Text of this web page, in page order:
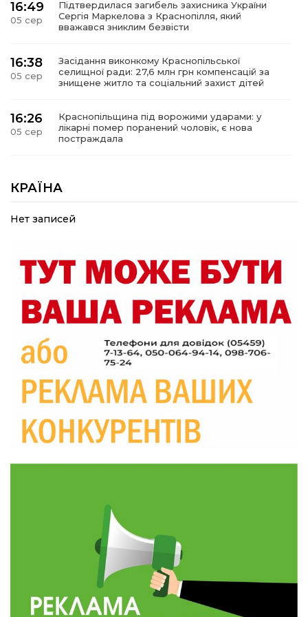
16:49
05 сер
Підтвердилася загибель захисника України
Сергія Маркелова з Краснопілля, який
вважався зниклим безвісти
16:38
05 сер
Засідання виконкому Краснопільської
селищної ради: 27,6 млн грн компенсацій за
знищене житло та соціальний захист дітей
16:26
05 сер
Краснопільщина під ворожими ударами: у
лікарні помер поранений чоловік, є нова
постраждала
05 сер
можуть врятувати життя під час обстрілу
09:26
Що робити, якщо в нотаріальному документі
18:39
04 сер
«КОЛО НЕЗЛАМНИХ»: як діти та ветерани
разом створюють унікальний телепроєкт
09:52
Родина Степаненків: від квітучого
30 лип
Пишіть листи самому собі, або як уникнути
маніпуляційбез конфліктів
19:29
30 лип
«Все закінчиться, приїду й одружуся…»: Пам’яті
26-річного Захисника Богдана Ємця (ВІДЕО)
20:06
Паливо по 100 грн та ризик дефіциту: чому в
Житлові сертифікати, підготовка до зими та
підтримка ВПО: підсумки засідання виконкому
Краснопільської селищної ради
Валентина Масалітіна: «Нас тримає віра в
Перемогу і повернення додому»
КРАЇНА
Нет записей